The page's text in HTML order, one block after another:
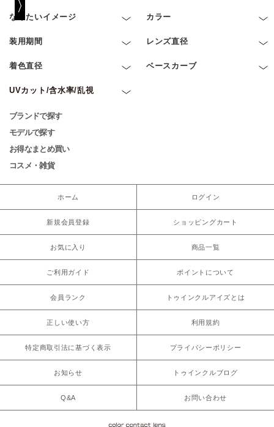
なりたいイメージ カラー
装用期間 レンズ直径
着色直径 ベースカーブ
UVカット/含水率/乱視
ブランドで探す
モデルで探す
お得なまとめ買い
コスメ・雑貨
ホーム ログイン
新規会員登録 ショッピングカート
お気に入り 商品一覧
ご利用ガイド ポイントについて
会員ランク トゥインクルアイズとは
正しい使い方 利用規約
特定商取引法に基づく表示 プライバシーポリシー
お知らせ トゥインクルブログ
Q&A お問い合わせ